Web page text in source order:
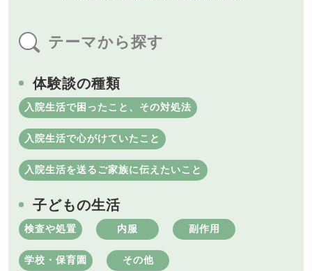
テーマから探す
体験談の種類
入院生活で困ったこと、その対処法
入院生活で心がけていたこと
入院生活を送るご家族に伝えたいこと
子どもの生活
検査や処置 内服 副作用
学校・保育園 その他